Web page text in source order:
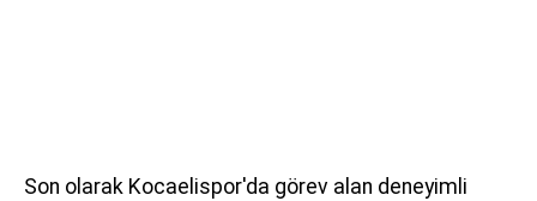
Son olarak Kocaelispor'da görev alan deneyimli